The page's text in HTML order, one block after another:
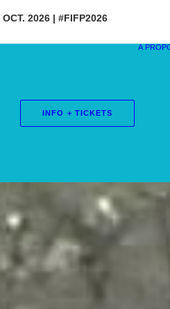
2026 | #FIFP2026
INFO + TICKETS
À